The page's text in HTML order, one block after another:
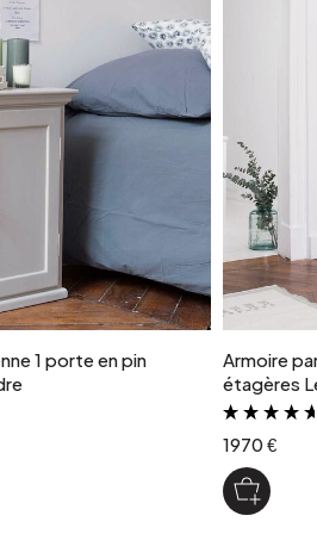
1 porte en pin
Armoire
étagères
1970 €